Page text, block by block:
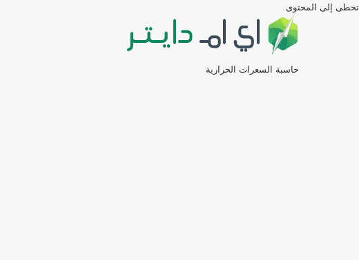
تخطى إلى المحتوى
حاسبة السعرات الحرارية